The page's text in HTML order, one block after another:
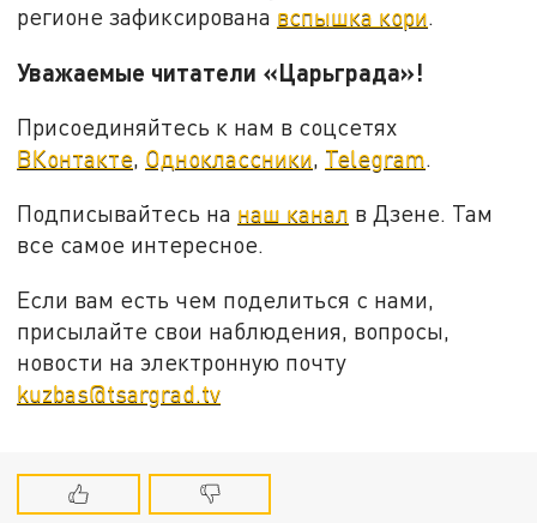
регионе зафиксирована вспышка кори.
Уважаемые читатели «Царьграда»!
Присоединяйтесь к нам в соцсетях
ВКонтакте, Одноклассники, Telegram.
Подписывайтесь на наш канал в Дзене. Там
все самое интересное.
Если вам есть чем поделиться с нами,
присылайте свои наблюдения, вопросы,
новости на электронную почту
kuzbas@tsargrad.tv